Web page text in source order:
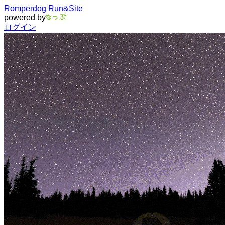
Romperdog Run&Site
powered by
ログイン